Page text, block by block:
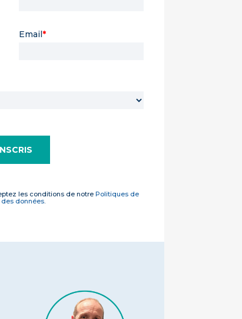
Email*
les conditions de notre Politiques de
données.